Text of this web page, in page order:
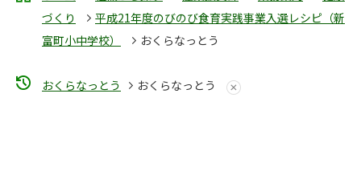
づくり
平成21年度のびのび食育実践事業入選レシピ（新
富町小中学校）
おくらなっとう
おくらなっとう おくらなっとう